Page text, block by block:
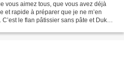
vous aimez tous, que vous avez déjà
et rapide à préparer que je ne m’en
le flan pâtissier sans pâte et Dukan.